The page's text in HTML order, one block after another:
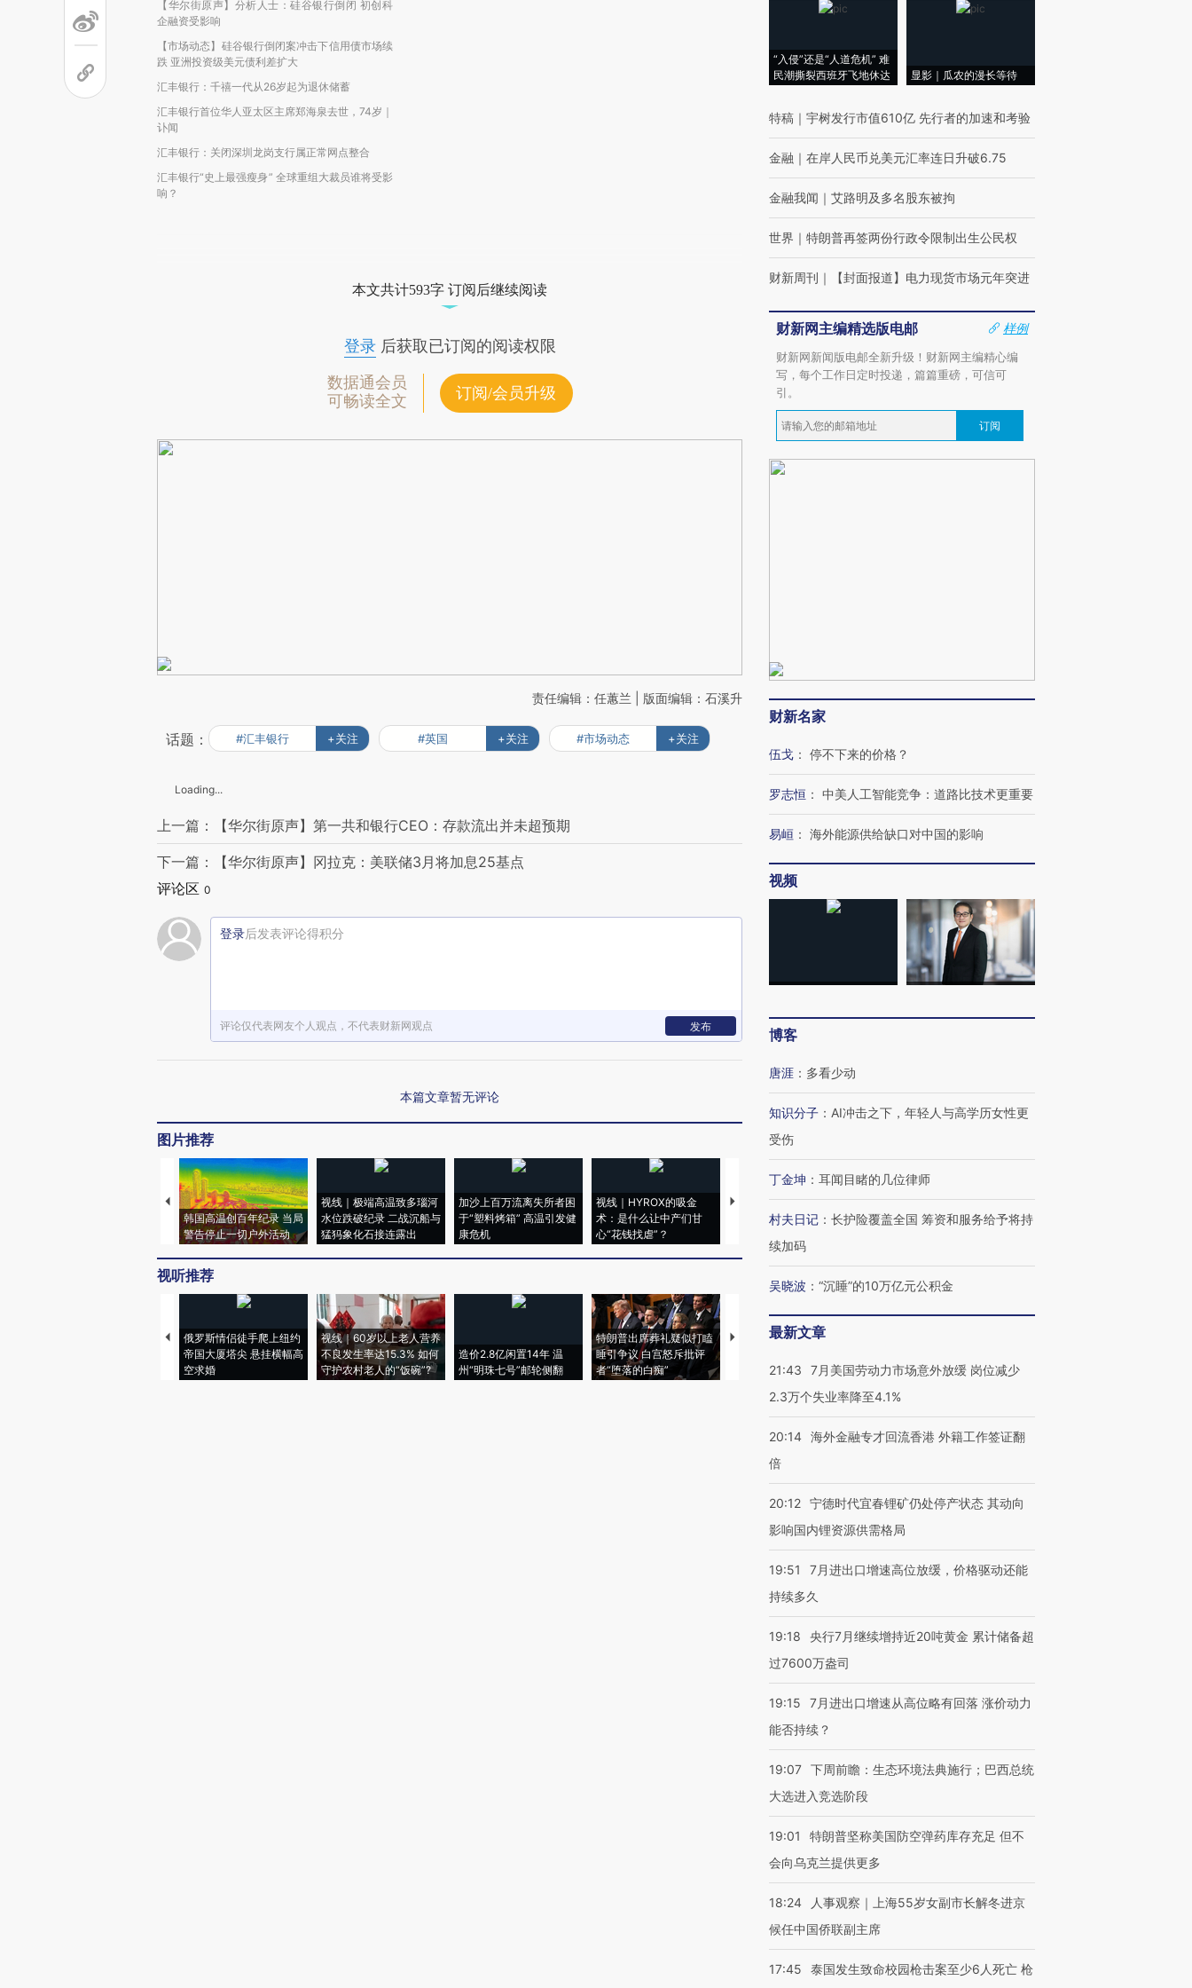
【华尔街原声】分析人士：硅谷银行倒闭 初创科
企融资受影响
【市场动态】硅谷银行倒闭案冲击下信用债市场续
跌 亚洲投资级美元债利差扩大
汇丰银行：千禧一代从26岁起为退休储蓄
汇丰银行首位华人亚太区主席郑海泉去世，74岁｜
讣闻
汇丰银行：关闭深圳龙岗支行属正常网点整合
汇丰银行“史上最强瘦身” 全球重组大裁员谁将受影
响？
本文共计593字 订阅后继续阅读
登录后获取已订阅的阅读权限
数据通会员
可畅读全文
订阅/会员升级
责任编辑：任蕙兰 | 版面编辑：石溪升
话题： #汇丰银行 +关注 #英国 +关注 #市场动态 +关注
Loading...
上一篇：【华尔街原声】第一共和银行CEO：存款流出并未超预期
下一篇：【华尔街原声】冈拉克：美联储3月将加息25基点
评论区 0
登录后发表评论得积分
评论仅代表网友个人观点，不代表财新网观点 发布
本篇文章暂无评论
图片推荐
韩国高温创百年纪录 当局
警告停止一切户外活动
视线｜极端高温致多瑙河
水位跌破纪录 二战沉船与
猛犸象化石接连露出
加沙上百万流离失所者困
于“塑料烤箱” 高温引发健
康危机
视线｜HYROX的吸金
术：是什么让中产们甘
心“花钱找虐”？
马航飞行员跨国走私7万
粒摇头丸 尿检体内含3种
视线｜被称为“蟑螂”的印
度Z世代 用街头抗争将教
视线｜“入侵”还是“人道危
机”？难民潮撕裂西班牙
视听推荐
俄罗斯情侣徒手爬上纽约
帝国大厦塔尖 悬挂横幅高
空求婚
视线｜60岁以上老人营养
不良发生率达15.3% 如何
守护农村老人的“饭碗”?
造价2.8亿闲置14年 温
州“明珠七号”邮轮侧翻
特朗普出席葬礼疑似打瞌
睡引争议 白宫怒斥批评
者“堕落的白痴”
视线｜全球最热百城独占
阿根廷3-0阿尔及利亚
警告停止一切户外活动
“入侵”还是“人道危机” 难
民潮撕裂西班牙飞地休达
显影｜瓜农的漫长等待
特稿 ｜ 宇树发行市值610亿 先行者的加速和考验
金融 ｜ 在岸人民币兑美元汇率连日升破6.75
金融我闻 ｜ 艾路明及多名股东被拘
世界 ｜ 特朗普再签两份行政令限制出生公民权
财新周刊 ｜ 【封面报道】电力现货市场元年突进
财新网主编精选版电邮
样例
财新网新闻版电邮全新升级！财新网主编精心编
写，每个工作日定时投递，篇篇重磅，可信可
引。
订阅
财新名家
伍戈 ： 停不下来的价格？
罗志恒 ： 中美人工智能竞争：道路比技术更重要
易峘 ： 海外能源供给缺口对中国的影响
视频
博客
唐涯 ： 多看少动
知识分子 ： AI冲击之下，年轻人与高学历女性更
受伤
丁金坤 ： 耳闻目睹的几位律师
村夫日记 ： 长护险覆盖全国 筹资和服务给予将持
续加码
吴晓波 ： “沉睡”的10万亿元公积金
最新文章
21:43
7月美国劳动力市场意外放缓 岗位减少
2.3万个失业率降至4.1%
20:14 海外金融专才回流香港 外籍工作签证翻
倍
20:12 宁德时代宜春锂矿仍处停产状态 其动向
影响国内锂资源供需格局
19:51
7月进出口增速高位放缓，价格驱动还能
持续多久
19:18
央行7月继续增持近20吨黄金 累计储备超
过7600万盎司
19:15
7月进出口增速从高位略有回落 涨价动力
能否持续？
19:07 下周前瞻：生态环境法典施行；巴西总统
大选进入竞选阶段
19:01
特朗普坚称美国防空弹药库存充足 但不
会向乌克兰提供更多
18:24
人事观察｜上海55岁女副市长解冬进京
候任中国侨联副主席
17:45 泰国发生致命校园枪击案至少6人死亡 枪